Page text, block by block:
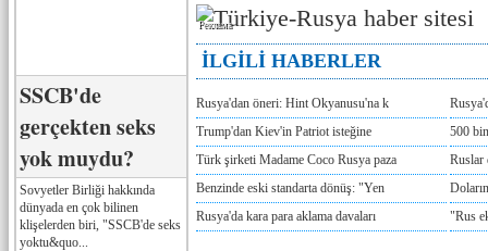
SSCB'de
gerçekten seks
yok muydu?
Sovyetler Birliği hakkında
dünyada en çok bilinen
klişelerden biri, "SSCB'de seks
yoktu&quo...
Реклама
İLGİLİ HABERLER
Rusya'dan öneri: Hint Okyanusu'na k
Trump'dan Kiev'in Patriot isteğine
500
Türk şirketi Madame Coco Rusya paza
Ruslar
Benzinde eski standarta dönüş: "Yen
Rusya'da kara para aklama davaları
"Rus